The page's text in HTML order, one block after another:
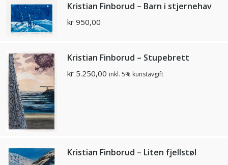
Kristian Finborud – Barn i stjernehav
kr 950,00
Kristian Finborud – Stupebrett
kr 5.250,00 inkl. 5% kunstavgift
Kristian Finborud – Liten fjellstøl